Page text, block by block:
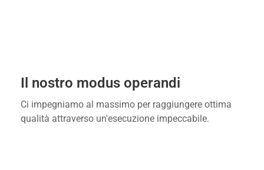
Il nostro modus operandi
Ci impegniamo al massimo per raggiungere ottima
qualità attraverso un'esecuzione impeccabile.